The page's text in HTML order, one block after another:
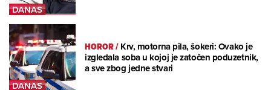
HOROR/Krv, motorna pila, šokeri: Ovako je
izgledala soba u kojoj je zatočen poduzetnik,
a sve zbog jedne stvari